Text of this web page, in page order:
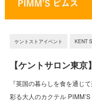
ケントストアイベント KENT
【ケントサロン東
『英国の暮らしを食を通じ
彩る大人のカクテル